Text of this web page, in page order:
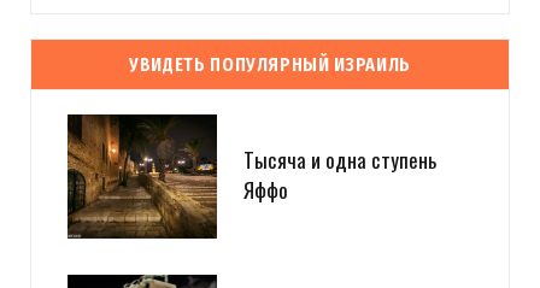
УВИДЕТЬ ПОПУЛЯРНЫЙ ИЗРАИЛЬ
Тысяча и одна ступень
Яффо